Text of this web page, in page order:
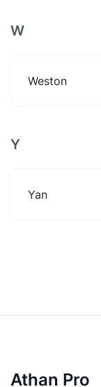
W
Weston
Y
Yan
Athan Pro